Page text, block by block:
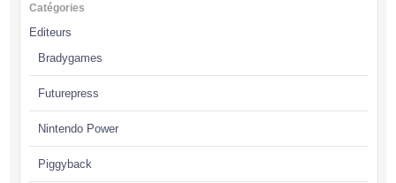
Catégories
Editeurs
Bradygames
Futurepress
Nintendo Power
Piggyback